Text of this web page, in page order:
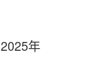
2025年